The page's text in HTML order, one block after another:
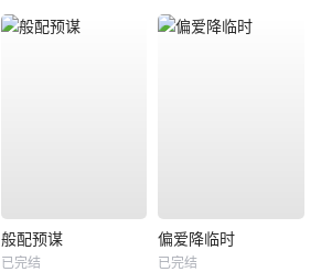
般配预谋
已完结
偏爱降临时
已完结